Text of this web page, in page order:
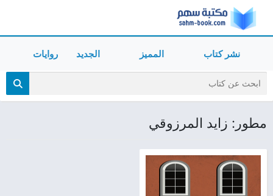
نشر كتاب المميز الجديد روايات
مطور: زايد المرزوقي